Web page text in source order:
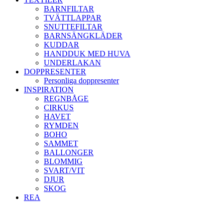
BARNFILTAR
TVÄTTLAPPAR
SNUTTEFILTAR
BARNSÄNGKLÄDER
KUDDAR
HANDDUK MED HUVA
UNDERLAKAN
DOPPRESENTER
Personliga doppresenter
INSPIRATION
REGNBÅGE
CIRKUS
HAVET
RYMDEN
BOHO
SAMMET
BALLONGER
BLOMMIG
SVART/VIT
DJUR
SKOG
REA